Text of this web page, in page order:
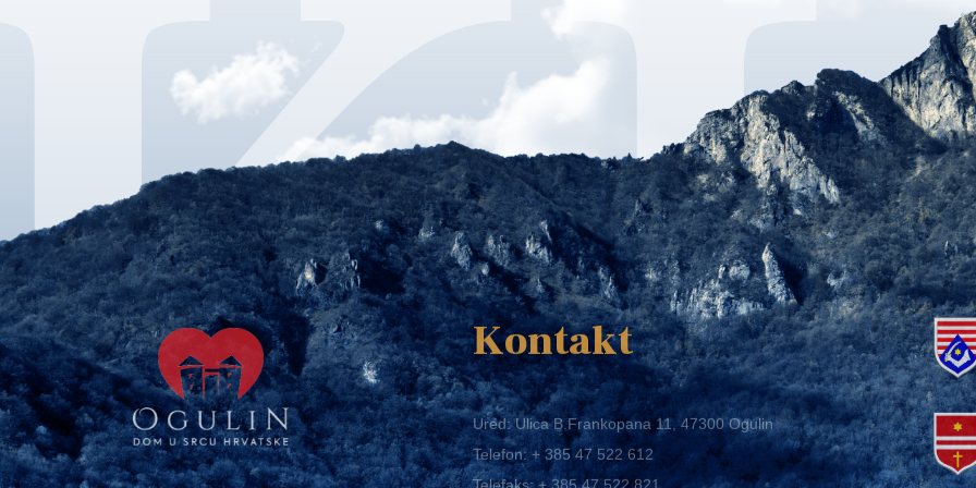
Kontakt
Ured: Ulica B.Frankopana 11, 47300 Ogulin
Telefon:+ 385 47 522 612
Telefaks:+ 385 47 522 821
E-mail:grad-ogulin@ogulin.hr